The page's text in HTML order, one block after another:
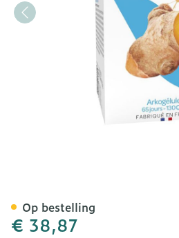
€ 38,87
Op bestelling